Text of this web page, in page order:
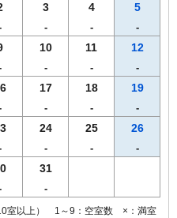
日1,000円）
屋になっております。
通過音が聞こえる場合がござい
3
-
4
-
5
-
10
-
11
-
12
-
17
-
18
-
19
-
24
-
25
-
26
-
31
-
室以上） 1～9：空室数 ×：満室